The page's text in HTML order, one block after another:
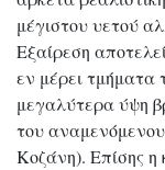
μέγιστου υετού
Εξαίρεση
εν μέρει τμήματα
μεγαλύτερα ύψη
του
Κοζάνη). Επίσης η